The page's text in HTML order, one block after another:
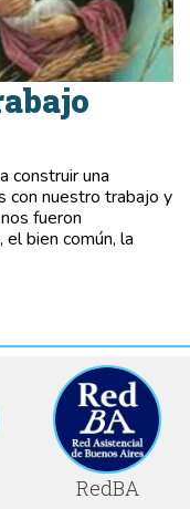
construir una
con nuestro trabajo y
fueron
bien común, la
RedBA